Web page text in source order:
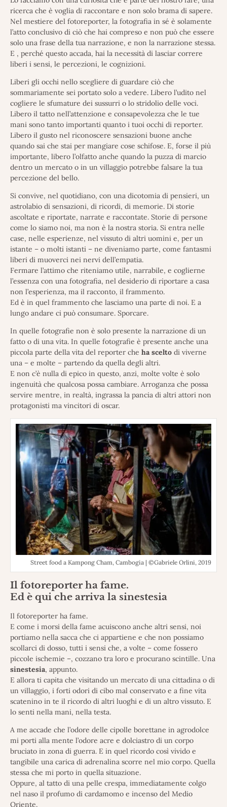
ricerca che è voglia di raccontare e non solo brama di sapere.
Nel mestiere del fotoreporter, la fotografia in sé è solamente
l’atto conclusivo di ciò che hai compreso e non può che essere
solo una frase della tua narrazione, e non la narrazione stessa.
E , perché questo accada, hai la necessità di lasciar correre
liberi i sensi, le percezioni, le cognizioni.
Liberi gli occhi nello scegliere di guardare ciò che
sommariamente sei portato solo a vedere. Libero l’udito nel
cogliere le sfumature dei sussurri o lo stridolio delle voci.
Libero il tatto nell’attenzione e consapevolezza che le tue
mani sono tanto importanti quanto i tuoi occhi di reporter.
Libero il gusto nel riconoscere sensazioni buone anche
quando sai che stai per mangiare cose schifose. E, forse il più
importante, libero l’olfatto anche quando la puzza di marcio
dentro un mercato o in un villaggio potrebbe falsare la tua
percezione del bello.
Si convive, nel quotidiano, con una dicotomia di pensieri, un
astrolabio di sensazioni, di ricordi, di memorie. Di storie
ascoltate e riportate, narrate e raccontate. Storie di persone
come lo siamo noi, ma non è la nostra storia. Si entra nelle
case, nelle esperienze, nel vissuto di altri uomini e, per un
istante – o molti istanti – ne diveniamo parte, come fantasmi
liberi di muoverci nei nervi dell’empatia.
Fermare l’attimo che riteniamo utile, narrabile, e coglierne
l’essenza con una fotografia, nel desiderio di riportare a casa
non l’esperienza, ma il racconto, il frammento.
Ed è in quel frammento che lasciamo una parte di noi. E a
lungo andare ci può consumare. Sporcare.
In quelle fotografie non è solo presente la narrazione di un
fatto o di una vita. In quelle fotografie è presente anche una
piccola parte della vita del reporter che ha scelto di viverne
una – e molte – partendo da quella degli altri.
E non c’è nulla di epico in questo, anzi, molte volte è solo
ingenuità che qualcosa possa cambiare. Arroganza che possa
servire mentre, in realtà, ingrassa la pancia di altri attori non
protagonisti ma vincitori di oscar.
Street food a Kampong Cham, Cambogia | ©Gabriele Orlini, 2019
Il fotoreporter ha fame.
Ed è qui che arriva la sinestesia
Il fotoreporter ha fame.
E come i morsi della fame acuiscono anche altri sensi, noi
portiamo nella sacca che ci appartiene e che non possiamo
scollarci di dosso, tutti i sensi che, a volte – come fossero
piccole ischemie –, cozzano tra loro e procurano scintille. Una
sinestesia, appunto.
E allora ti capita che visitando un mercato di una cittadina o di
un villaggio, i forti odori di cibo mal conservato e a fine vita
scatenino in te il ricordo di altri luoghi e di un altro vissuto. E
lo senti nella mani, nella testa.
A me accade che l’odore delle cipolle borettane in agrodolce
mi porti alla mente l’odore acre e dolciastro di un corpo
bruciato in zona di guerra. E in quel ricordo così vivido e
tangibile una carica di adrenalina scorre nel mio corpo. Quella
stessa che mi porto in quella situazione.
Oppure, al tatto di una pelle crespa, immediatamente colgo
nel naso il profumo di cardamomo e incenso del Medio
Oriente.